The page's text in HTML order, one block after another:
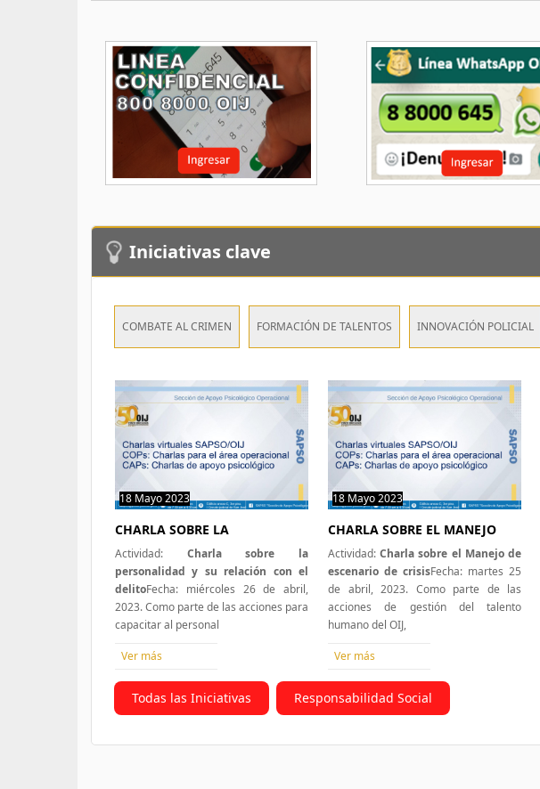
Iniciativas clave
Todas las Iniciativas Responsabilidad Social
COMBATE AL CRIMEN FORMACIÓN DE TALENTOS INNOVACIÓN POLICIAL
18 Mayo 2023 0 hit
CHARLA SOBRE LA
Actividad: Charla sobre la
personalidad y su relación con el
delitoFecha: miércoles 26 de abril,
2023. Como parte de las acciones para
capacitar al personal
Ver más
18 Mayo 2023 0 hit
CHARLA SOBRE EL MANEJO
Actividad:Charla sobre el Manejo de
escenario de crisisFecha: martes 25
de abril, 2023. Como parte de las
acciones de gestión del talento
humano del OIJ,
Ver más